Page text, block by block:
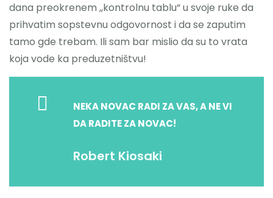
dana preokrenem ,,kontrolnu tablu“ u svoje ruke da
prihvatim sopstevnu odgovornost i da se zaputim
tamo gde trebam. Ili sam bar mislio da su to vrata
koja vode ka preduzetništvu!
NEKA NOVAC RADI ZA VAS, A NE VI
DA RADITE ZA NOVAC!
Robert Kiosaki